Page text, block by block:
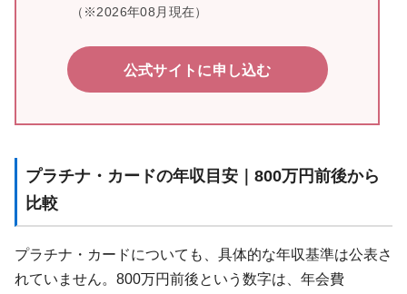
（※2026年08月現在）
公式サイトに申し込む
プラチナ・カードの年収目安｜800万円前後から
比較
プラチナ・カードについても、具体的な年収基準は公表さ
れていません。800万円前後という数字は、年会費